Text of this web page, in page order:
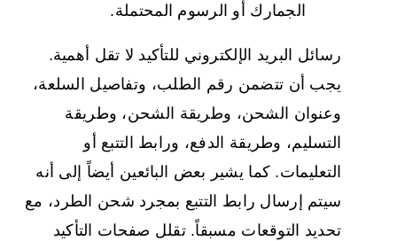
الجمارك أو الرسوم المحتملة.
رسائل البريد الإلكتروني للتأكيد لا تقل أهمية.
يجب أن تتضمن رقم الطلب، وتفاصيل السلعة،
وعنوان الشحن، وطريقة الشحن، وطريقة
التسليم، وطريقة الدفع، ورابط التتبع أو
التعليمات. كما يشير بعض البائعين أيضاً إلى أنه
سيتم إرسال رابط التتبع بمجرد شحن الطرد، مع
تحديد التوقعات مسبقاً. تقلل صفحات التأكيد